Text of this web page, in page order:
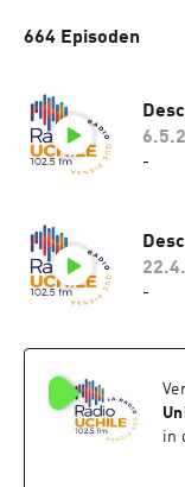
664 Episoden
-
-
in